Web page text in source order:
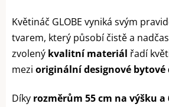
Květináč GLOBE vyniká svým
tvarem, který působí čistě a
zvolený kvalitní materiál řadí
mezi originální designové bytové
Díky rozměrům 55 cm na výšku a